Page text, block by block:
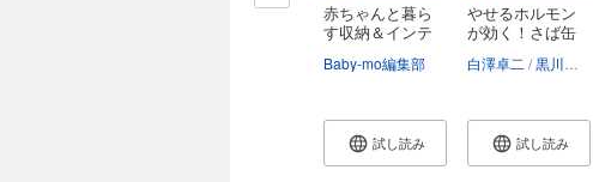
赤ちゃんと暮ら
す収納＆インテ
Baby-mo編集部
試し読み
やせるホルモン
が効く！さば缶
白澤卓二 黒川勇人
試し読み